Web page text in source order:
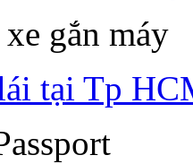
gắn máy
tại Tp